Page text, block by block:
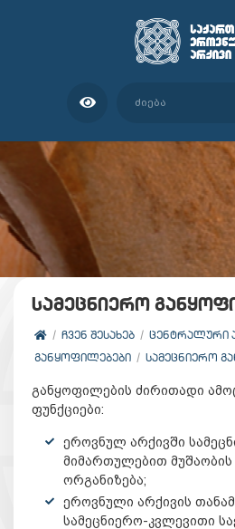
სამეცნიერო
ᲩᲕᲔᲜ ᲨᲔᲡᲐᲮᲔᲑ
ᲪᲔᲜᲢᲠᲐᲚᲣᲠᲘ
ᲒᲐᲜᲧᲝᲤᲘᲚᲔᲑᲔᲑᲘ
ᲡᲐᲛᲔᲪᲜᲘᲔᲠᲝ
განყოფილების ძირითადი
ფუნქციები:
ეროვნულ არქივში
მიმართულებით მუშაობის
ორგანიზება;
ეროვნული არქივის
სამეცნიერო-კვლევითი